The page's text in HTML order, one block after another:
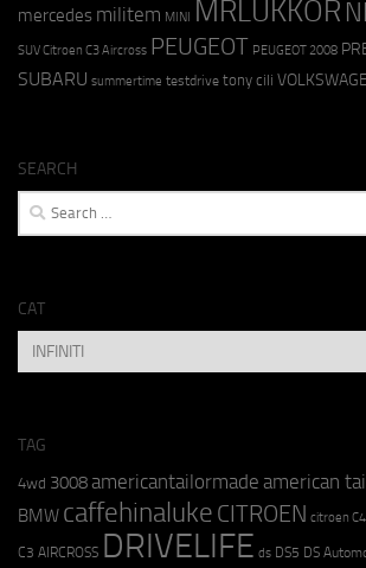
mercedes militem MINI MRLUKKOR
SUV Citroen C3 Aircross PEUGEOT PEUGEOT 2008
SUBARU summertime testdrive tony cili
SEARCH
Search
for:
CAT
CAT
TAG
4wd 3008americantailormade american
BMW caffehinaluke CITROEN citroen
C3 AIRCROSS DRIVELIFE ds DS5 DS